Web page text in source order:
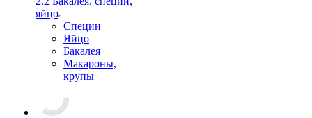
яйцо
Специи
Яйцо
Бакалея
Макароны,
крупы